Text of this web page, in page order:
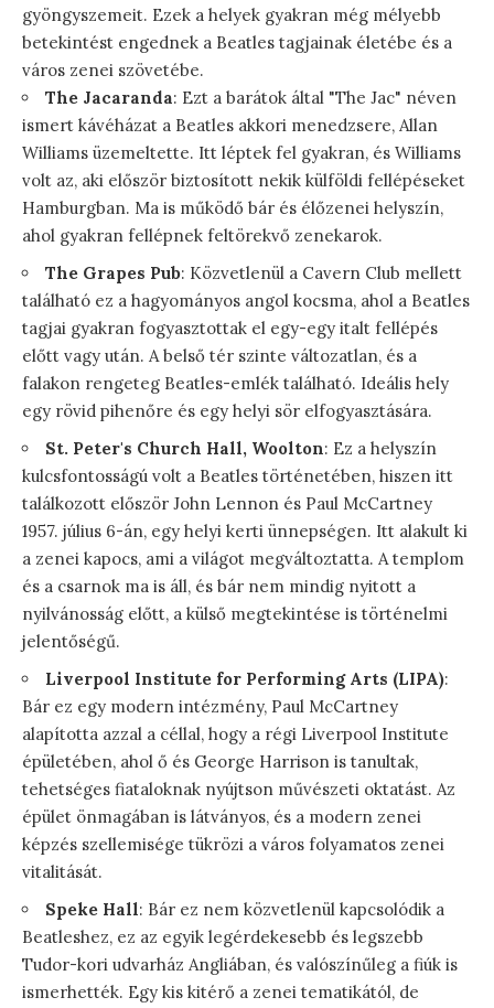
gyöngyszemeit. Ezek a helyek gyakran még mélyebb
betekintést engednek a Beatles tagjainak életébe és a
város zenei szövetébe.
The Jacaranda: Ezt a barátok által "The Jac" néven
ismert kávéházat a Beatles akkori menedzsere, Allan
Williams üzemeltette. Itt léptek fel gyakran, és Williams
volt az, aki először biztosított nekik külföldi fellépéseket
Hamburgban. Ma is működő bár és élőzenei helyszín,
ahol gyakran fellépnek feltörekvő zenekarok.
The Grapes Pub: Közvetlenül a Cavern Club mellett
található ez a hagyományos angol kocsma, ahol a Beatles
tagjai gyakran fogyasztottak el egy-egy italt fellépés
előtt vagy után. A belső tér szinte változatlan, és a
falakon rengeteg Beatles-emlék található. Ideális hely
egy rövid pihenőre és egy helyi sör elfogyasztására.
St. Peter's Church Hall, Woolton: Ez a helyszín
kulcsfontosságú volt a Beatles történetében, hiszen itt
találkozott először John Lennon és Paul McCartney
1957. július 6-án, egy helyi kerti ünnepségen. Itt alakult ki
a zenei kapocs, ami a világot megváltoztatta. A templom
és a csarnok ma is áll, és bár nem mindig nyitott a
nyilvánosság előtt, a külső megtekintése is történelmi
jelentőségű.
Liverpool Institute for Performing Arts (LIPA):
Bár ez egy modern intézmény, Paul McCartney
alapította azzal a céllal, hogy a régi Liverpool Institute
épületében, ahol ő és George Harrison is tanultak,
tehetséges fiataloknak nyújtson művészeti oktatást. Az
épület önmagában is látványos, és a modern zenei
képzés szellemisége tükrözi a város folyamatos zenei
vitalitását.
Speke Hall: Bár ez nem közvetlenül kapcsolódik a
Beatleshez, ez az egyik legérdekesebb és legszebb
Tudor-kori udvarház Angliában, és valószínűleg a fiúk is
ismerhették. Egy kis kitérő a zenei tematikától, de